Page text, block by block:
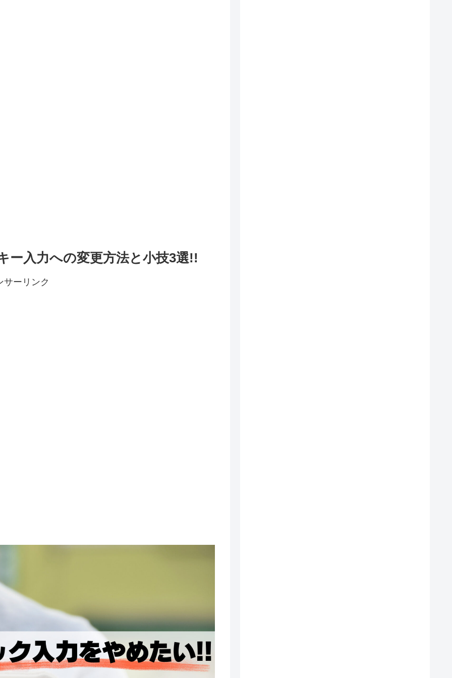
ー入力への変更方法と小技3選!!
サーリンク